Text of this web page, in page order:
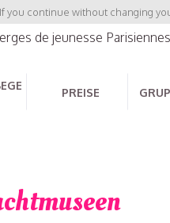
continue without changing
de jeunesse Parisiennes
PREISE